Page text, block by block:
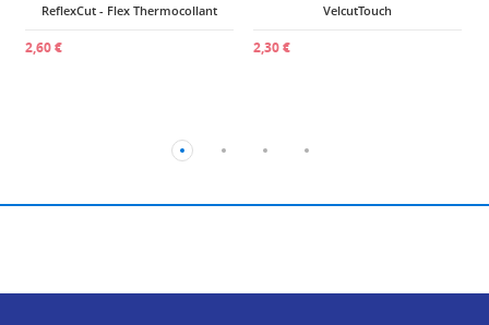
ReflexCut - Flex Thermocollant
2,60 €
VelcutTouch
2,30 €